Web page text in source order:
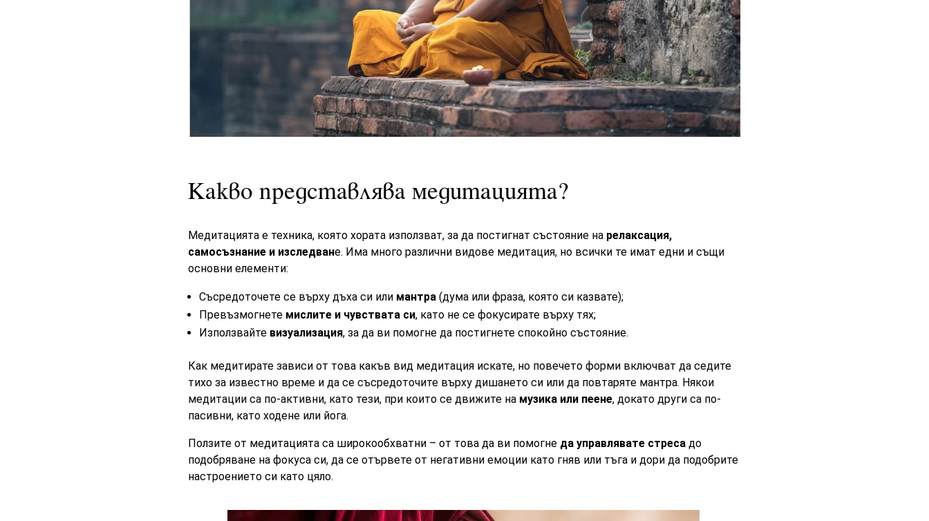
Какво представлява медитацията?
Медитацията е техника, която хората използват, за да постигнат състояние на релаксация,
самосъзнание и изследване. Има много различни видове медитация, но всички те имат едни и същи
основни елементи:
Съсредоточете се върху дъха си илимантра(дума или фраза, която си казвате);
Превъзмогнетемислите и чувствата си, като не се фокусирате върху тях;
Използвайте визуализация, за да ви помогне да постигнете спокойно състояние.
Как медитирате зависи от това какъв вид медитация искате, но повечето форми включват да седите
тихо за известно време и да се съсредоточите върху дишането си или да повтаряте мантра. Някои
медитации са по-активни, като тези, при които се движите на музика или пеене, докато други са по-
пасивни, като ходене или йога.
Ползите от медитацията са широкообхватни – от това да ви помогнеда управлявате стреса до
подобряване на фокуса си, да се отървете от негативни емоции като гняв или тъга и дори да подобрите
настроението си като цяло.